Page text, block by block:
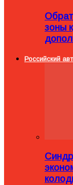
зоны
Российский